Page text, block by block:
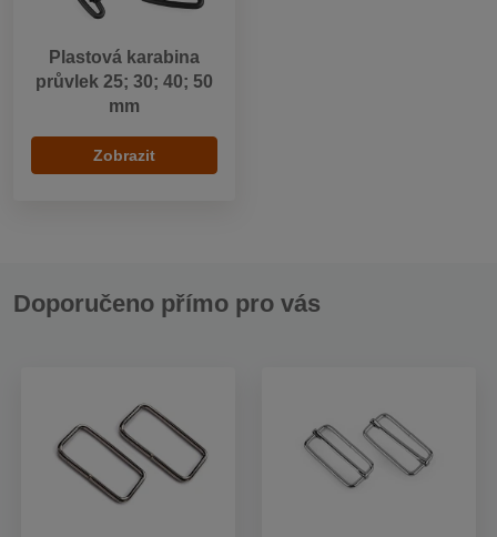
Plastová karabina
průvlek 25; 30; 40; 50
mm
Zobrazit
Doporučeno přímo pro vás